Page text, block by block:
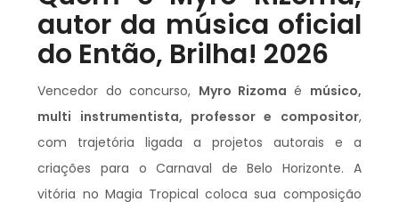
autor da música oficial
do Então, Brilha! 2026
Vencedor do concurso, Myro Rizoma é músico,
multi instrumentista, professor e compositor,
com trajetória ligada a projetos autorais e a
criações para o Carnaval de Belo Horizonte. A
vitória no Magia Tropical coloca sua composição